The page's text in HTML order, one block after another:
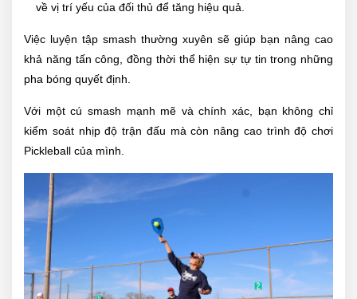
về vị trí yếu của đối thủ để tăng hiệu quả.
Việc luyện tập smash thường xuyên sẽ giúp bạn nâng cao
khả năng tấn công, đồng thời thể hiện sự tự tin trong những
pha bóng quyết định.
Với một cú smash mạnh mẽ và chính xác, bạn không chỉ
kiểm soát nhịp độ trận đấu mà còn nâng cao trình độ chơi
Pickleball của mình.